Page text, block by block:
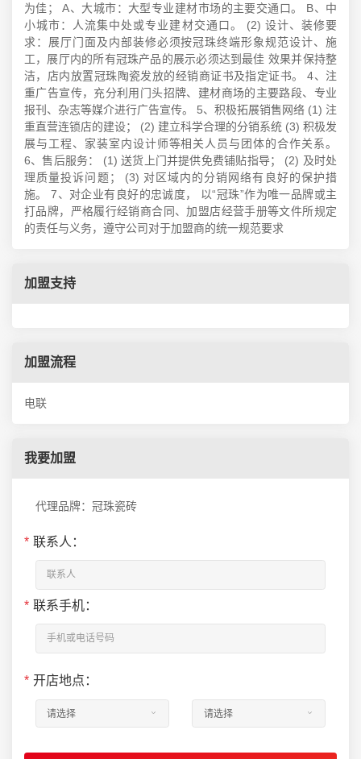
为佳； A、大城市：大型专业建材市场的主要交通口。 B、中
小城市：人流集中处或专业建材交通口。 (2) 设计、装修要
求：展厅门面及内部装修必须按冠珠终端形象规范设计、施
工，展厅内的所有冠珠产品的展示必须达到最佳 效果并保持整
洁，店内放置冠珠陶瓷发放的经销商证书及指定证书。 4、注
重广告宣传，充分利用门头招牌、建材商场的主要路段、专业
报刊、杂志等媒介进行广告宣传。 5、积极拓展销售网络 (1) 注
重直营连锁店的建设； (2) 建立科学合理的分销系统 (3) 积极发
展与工程、家装室内设计师等相关人员与团体的合作关系。
6、售后服务： (1) 送货上门并提供免费铺贴指导； (2) 及时处
理质量投诉问题； (3) 对区域内的分销网络有良好的保护措
施。 7、对企业有良好的忠诚度， 以“冠珠”作为唯一品牌或主
打品牌，严格履行经销商合同、加盟店经营手册等文件所规定
的责任与义务，遵守公司对于加盟商的统一规范要求
加盟支持
加盟流程
电联
我要加盟
代理品牌：冠珠瓷砖
* 联系人：
* 联系手机：
* 开店地点：